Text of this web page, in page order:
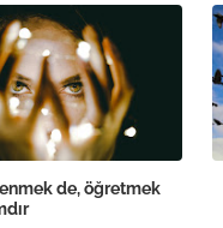
de, öğretmek